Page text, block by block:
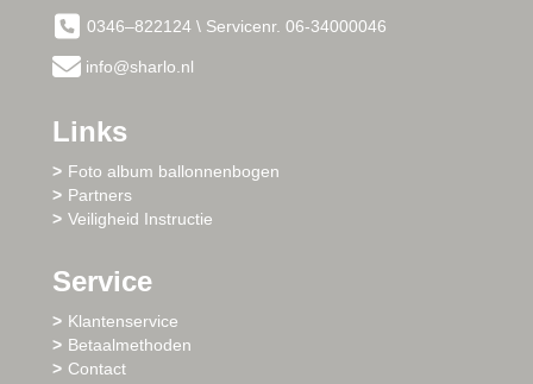
0346–822124 \ Servicenr. 06-34000046
info@sharlo.nl
Links
Foto album ballonnenbogen
Partners
Veiligheid Instructie
Service
Klantenservice
Betaalmethoden
Contact